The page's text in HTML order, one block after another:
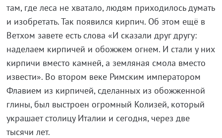
там, где леса не хватало, людям приходилось думать
и изобретать. Так появился кирпич. Об этом ещё в
Ветхом завете есть слова «И сказали друг другу:
наделаем кирпичей и обожжем огнем. И стали у них
кирпичи вместо камней, а земляная смола вместо
извести». Во втором веке Римским императором
Флавием из кирпичей, сделанных из обожженной
глины, был выстроен огромный Колизей, который
украшает столицу Италии и сегодня, через две
тысячи лет.